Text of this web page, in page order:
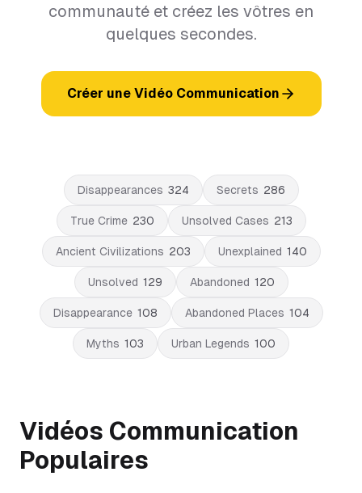
communauté et créez les vôtres en
quelques secondes.
Créer une Vidéo Communication
Disappearances 324 Secrets 286
True Crime 230 Unsolved Cases 213
Ancient Civilizations 203 Unexplained 140
Unsolved 129 Abandoned 120
Disappearance 108 Abandoned Places 104
Myths 103 Urban Legends 100
Vidéos Communication
Populaires